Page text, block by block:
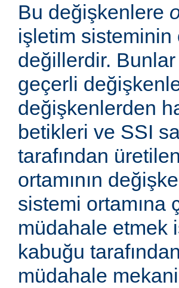
Bu değişkenlere
işletim
değillerdir.
geçerli
değişkenlerden
betikleri ve SSI
tarafından
ortamının
sistemi ortamına
müdahale etmek
kabuğu
müdahale